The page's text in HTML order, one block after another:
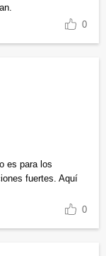
0
es para los
fuertes. Aquí
0